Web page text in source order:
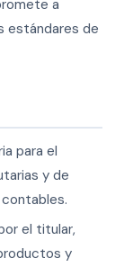
a
estándares de
para el
y de
el titular,
y